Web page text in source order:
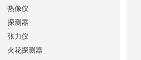
热像仪
探测器
张力仪
火花探测器